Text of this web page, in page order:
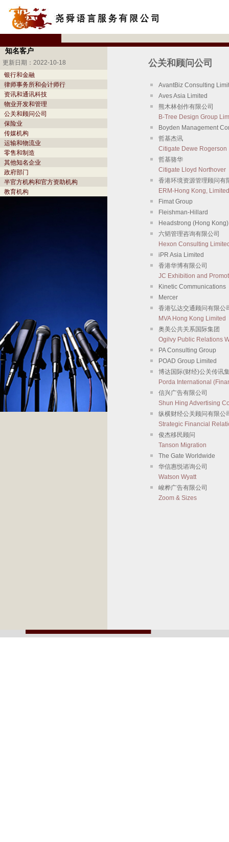
知名客户
更新日期：2022-10-18
银行和金融
律师事务所和会计师行
资讯和通讯科技
物业开发和管理
公关和顾问公司
保险业
传媒机构
运输和物流业
零售和制造
其他知名企业
政府部门
半官方机构和官方资助机构
教育机构
公关和顾问公司
AvantBiz Consulting
Aves Asia Limited
熊木林创作有限公司
B-Tree Design Group
Boyden Management
哲基杰讯
Citigate Dewe Rogerson
哲基骆华
Citigate Lloyd Northover
香港环境资源管理顾问有
ERM-Hong Kong, Limited
Fimat Group
Fleishman-Hillard
Headstrong (Hong
六韬管理咨询有限公司
Hexon Consulting
iPR Asia Limited
香港华博有限公司
JC Exhibition and
Kinetic Communications
Mercer
香港弘达交通顾问有限公
MVA Hong Kong Limited
奥美公共关系国际集团
Ogilvy Public Relations
PA Consulting Group
POAD Group Limited
博达国际(财经)公关传讯
Porda International
信兴广告有限公司
Shun Hing Advertising
纵横财经公关顾问有限公
Strategic Financial
俊杰移民顾问
Tanson Migration
The Gate Worldwide
华信惠悦谘询公司
Watson Wyatt
峻桦广告有限公司
Zoom & Sizes